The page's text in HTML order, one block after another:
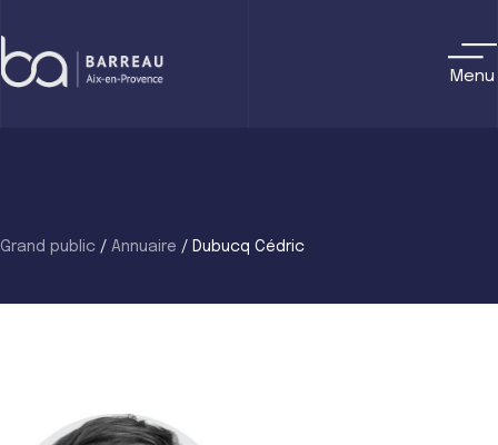
to
content
Menu
Grand public / Annuaire / Dubucq Cédric